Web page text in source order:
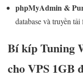
phpMyAdmin &
database và truyền tải
Bí kíp Tuning
cho VPS 1GB